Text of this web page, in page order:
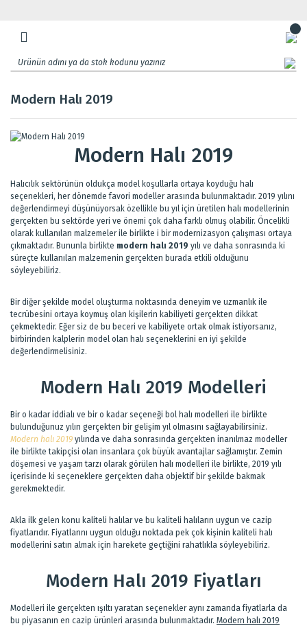
Modern Halı 2019
Modern Halı 2019
Halıcılık sektörünün oldukça model koşullarla ortaya koyduğu halı
seçenekleri, her dönemde favori modeller arasında bulunmaktadır. 2019 yılını
değerlendirmeyi düşünüyorsak özellikle bu yıl için üretilen halı modellerinin
gerçekten bu sektörde yeri ve önemi çok daha farklı olmuş olabilir. Öncelikli
olarak kullanılan malzemeler ile birlikte i bir modernizasyon çalışması ortaya
çıkmaktadır. Bununla birlikte modern halı 2019 yılı ve daha sonrasında ki
süreçte kullanılan malzemenin gerçekten burada etkili olduğunu
söyleyebiliriz.
Bir diğer şekilde model oluşturma noktasında deneyim ve uzmanlık ile
tecrübesini ortaya koymuş olan kişilerin kabiliyeti gerçekten dikkat
çekmektedir. Eğer siz de bu beceri ve kabiliyete ortak olmak istiyorsanız,
birbirinden kalplerin model olan halı seçeneklerini en iyi şekilde
değerlendirmelisiniz.
Modern Halı 2019 Modelleri
Bir o kadar iddialı ve bir o kadar seçeneği bol halı modelleri ile birlikte
bulunduğunuz yılın gerçekten bir gelişim yıl olmasını sağlayabilirsiniz.
Modern halı 2019 yılında ve daha sonrasında gerçekten inanılmaz modeller
ile birlikte takipçisi olan insanlara çok büyük avantajlar sağlamıştır. Zemin
döşemesi ve yaşam tarzı olarak görülen halı modelleri ile birlikte, 2019 yılı
içerisinde ki seçeneklere gerçekten daha objektif bir şekilde bakmak
gerekmektedir.
Akla ilk gelen konu kaliteli halılar ve bu kaliteli halıların uygun ve cazip
fiyatlarıdır. Fiyatlarını uygun olduğu noktada pek çok kişinin kaliteli halı
modellerini satın almak için harekete geçtiğini rahatlıkla söyleyebiliriz.
Modern Halı 2019 Fiyatları
Modelleri ile gerçekten ışıltı yaratan seçenekler aynı zamanda fiyatlarla da
bu piyasanın en cazip ürünleri arasında bulunmaktadır. Modern halı 2019